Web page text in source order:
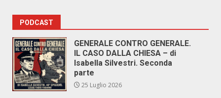
PODCAST
GENERALE CONTRO GENERALE.
IL CASO DALLA CHIESA – di
Isabella Silvestri. Seconda
parte
25 Luglio 2026